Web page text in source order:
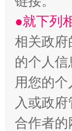
“刷
●就下列
相关政府
的个人信
用您的
入或政
合作者的